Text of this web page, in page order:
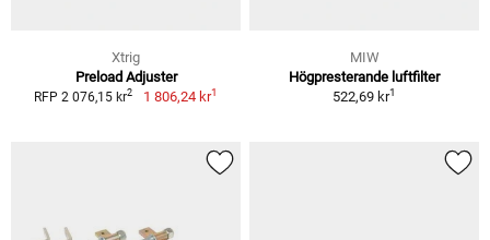
Xtrig
Preload Adjuster
RFP 2 076,15 kr2 1 806,24 kr1
MIW
Högpresterande luftfilter
522,69 kr1